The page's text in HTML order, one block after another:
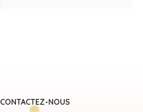
CONTACTEZ-NOUS